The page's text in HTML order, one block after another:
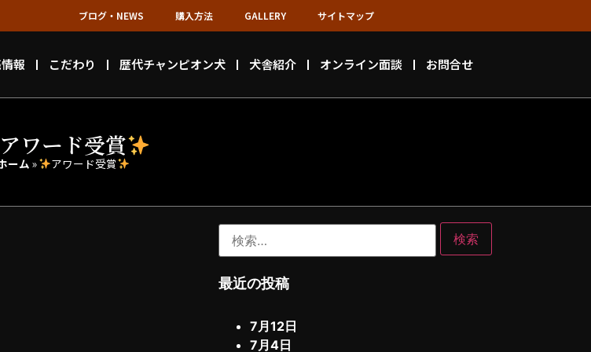
ブログ・NEWS 購入方法 GALLERY サイトマップ
報 こだわり 歴代チャンピオン犬 犬舎紹介 オンライン面談 お問合せ
アワード受賞
ーム » アワード受賞
最近の投稿
7月12日
7月4日